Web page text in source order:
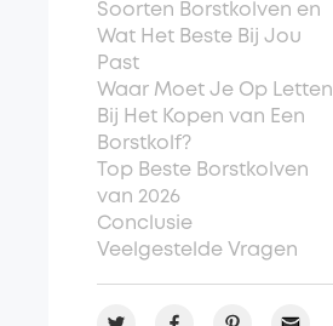
Soorten Borstkolven en
Wat Het Beste Bij Jou
Past
Waar Moet Je Op Letten
Bij Het Kopen van Een
Borstkolf?
Top Beste Borstkolven
van 2026
Conclusie
Veelgestelde Vragen